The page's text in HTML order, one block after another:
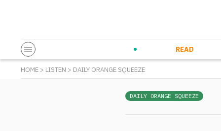
READ
HOME > LISTEN > DAILY ORANGE SQUEEZE
DAILY ORANGE SQUEEZE